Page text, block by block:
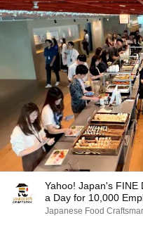
Yahoo! Japan's FINE
a Day for 10,000
Japanese Food